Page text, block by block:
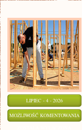
LIPIEC - 4 - 2026
MOŻLIWOŚĆ KOMENTOWANIA